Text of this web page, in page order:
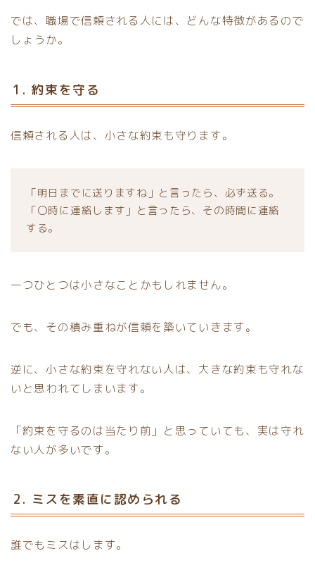
では、職場で信頼される人には、どんな特徴があるので
しょうか。
1. 約束を守る
信頼される人は、小さな約束も守ります。
「明日までに送りますね」と言ったら、必ず送る。
「〇時に連絡します」と言ったら、その時間に連絡
する。
一つひとつは小さなことかもしれません。
でも、その積み重ねが信頼を築いていきます。
逆に、小さな約束を守れない人は、大きな約束も守れな
いと思われてしまいます。
「約束を守るのは当たり前」と思っていても、実は守れ
ない人が多いです。
2. ミスを素直に認められる
誰でもミスはします。